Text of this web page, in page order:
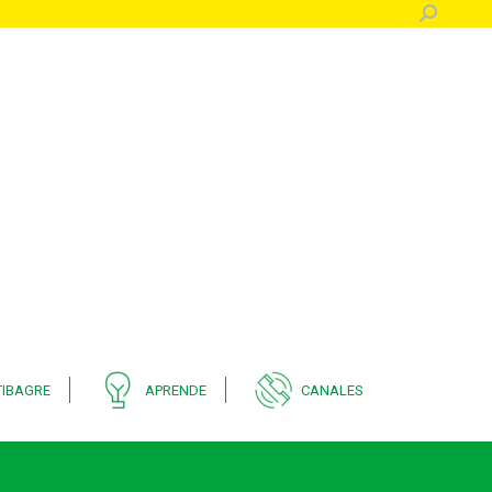
Buscar:
APRENDE CANALES